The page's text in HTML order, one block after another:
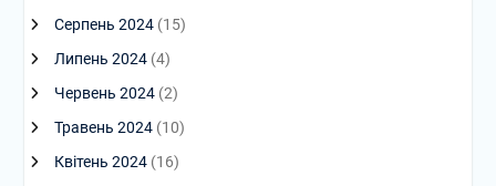
Серпень 2024(15)
Липень 2024(4)
Червень 2024(2)
Травень 2024(10)
Квітень 2024(16)